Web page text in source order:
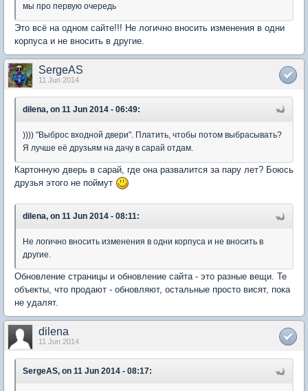
мы про первую очередь
Это всё на одном сайте!!! Не логично вносить изменения в одни
корпуса и не вносить в другие.
SergeAS
11 Jun 2014
dilena, on 11 Jun 2014 - 06:49:
)))) "Выброс входной двери". Платить, чтобы потом выбрасывать?
Я лучше её друзьям на дачу в сарай отдам.
Картонную дверь в сарай, где она развалится за пару лет? Боюсь
друзья этого не поймут
dilena, on 11 Jun 2014 - 08:11:
Не логично вносить изменения в одни корпуса и не вносить в
другие.
Обновление страницы и обновление сайта - это разные вещи. Те
объекты, что продают - обновляют, остальные просто висят, пока
не удалят.
dilena
11 Jun 2014
SergeAS, on 11 Jun 2014 - 08:17: